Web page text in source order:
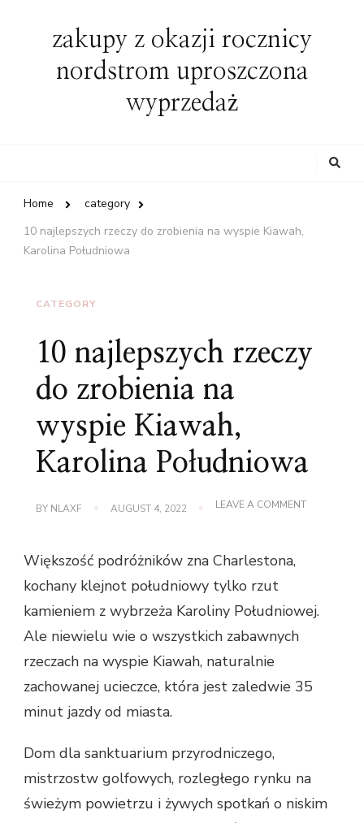
zakupy z okazji rocznicy
nordstrom uproszczona
wyprzedaż
Home
category
10 najlepszych rzeczy do zrobienia na wyspie Kiawah,
Karolina Południowa
CATEGORY
10 najlepszych rzeczy
do zrobienia na
wyspie Kiawah,
Karolina Południowa
BY NLAXF AUGUST 4, 2022 LEAVE A COMMENTON
KIAWAH,
Większość podróżników zna Charlestona,
kochany klejnot południowy tylko rzut
kamieniem z wybrzeża Karoliny Południowej.
Ale niewielu wie o wszystkich zabawnych
rzeczach na wyspie Kiawah, naturalnie
zachowanej ucieczce, która jest zaledwie 35
minut jazdy od miasta.
Dom dla sanktuarium przyrodniczego,
mistrzostw golfowych, rozległego rynku na
świeżym powietrzu i żywych spotkań o niskim